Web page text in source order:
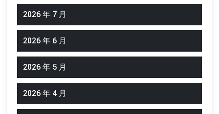
2026 年 7 月
2026 年 6 月
2026 年 5 月
2026 年 4 月